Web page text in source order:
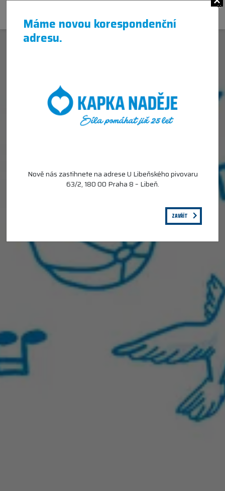
Máme novou korespondenční
adresu.
×
Nově nás zastihnete na adrese U Libeňského pivovaru
63/2, 180 00 Praha 8 – Libeň.
ZAVŘÍT